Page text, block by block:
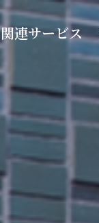
関連サービス